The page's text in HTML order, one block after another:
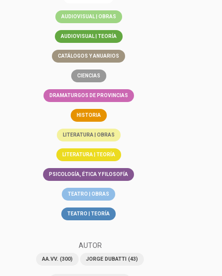
AUDIOVISUAL | OBRAS
AUDIOVISUAL | TEORÍA
CATÁLOGOS Y ANUARIOS
CIENCIAS
DRAMATURGOS DE PROVINCIAS
HISTORIA
LITERATURA | OBRAS
LITERATURA | TEORÍA
PSICOLOGÍA, ÉTICA Y FILOSOFÍA
TEATRO | OBRAS
TEATRO | TEORÍA
AUTOR
AA.VV. (300) JORGE DUBATTI (43)